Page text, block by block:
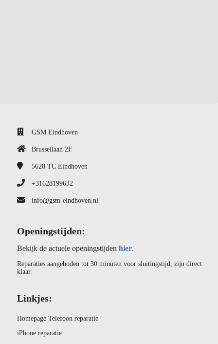
GSM Eindhoven
Brussellaan 2F
5628 TC Eindhoven
+31628199632
info@gsm-eindhoven.nl
Openingstijden:
Bekijk de actuele openingstijden hier.
Reparaties aangeboden tot 30 minuten voor sluitingstijd, zijn direct
klaar.
Linkjes:
Homepage Telefoon reparatie
iPhone reparatie